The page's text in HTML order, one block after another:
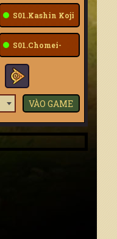
S01.Kashin Koji
S01.Chomei-
Fuu
VÀO GAME